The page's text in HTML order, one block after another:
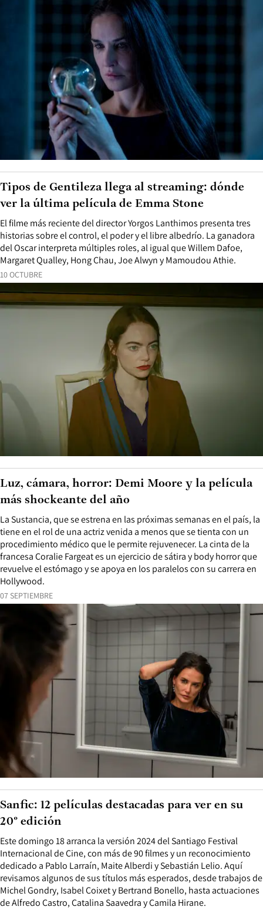
10 OCTUBRE
El filme más reciente del director Yorgos Lanthimos presenta tres
historias sobre el control, el poder y el libre albedrío. La ganadora
del Oscar interpreta múltiples roles, al igual que Willem Dafoe,
Margaret Qualley, Hong Chau, Joe Alwyn y Mamoudou Athie.
Tipos de Gentileza llega al streaming: dónde
ver la última película de Emma Stone
07 SEPTIEMBRE
La Sustancia, que se estrena en las próximas semanas en el país, la
tiene en el rol de una actriz venida a menos que se tienta con un
procedimiento médico que le permite rejuvenecer. La cinta de la
francesa Coralie Fargeat es un ejercicio de sátira y body horror que
revuelve el estómago y se apoya en los paralelos con su carrera en
Hollywood.
Luz, cámara, horror: Demi Moore y la película
más shockeante del año
Este domingo 18 arranca la versión 2024 del Santiago Festival
Internacional de Cine, con más de 90 filmes y un reconocimiento
dedicado a Pablo Larraín, Maite Alberdi y Sebastián Lelio. Aquí
revisamos algunos de sus títulos más esperados, desde trabajos de
Michel Gondry, Isabel Coixet y Bertrand Bonello, hasta actuaciones
de Alfredo Castro, Catalina Saavedra y Camila Hirane.
Sanfic: 12 películas destacadas para ver en su
20° edición